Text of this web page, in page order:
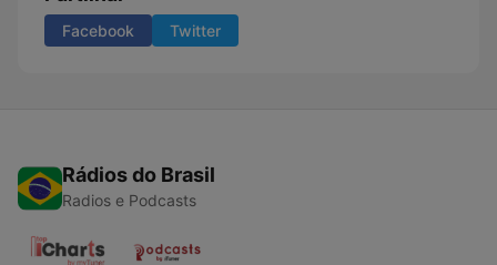
Facebook Twitter
Rádios do Brasil
Radios e Podcasts